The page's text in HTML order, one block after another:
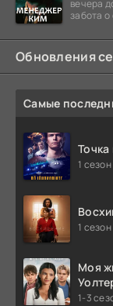
вечера
забота
Обновления
Самые
1 сезон
1 сезон
Моя
1-3